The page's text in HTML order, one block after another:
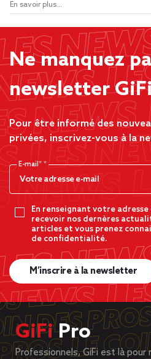
En savoir plus...
Ne manquez
newsletter
Pour être informé des
privées, inscrivez-vous à la
E-mail*
En renseignant votre
recevoir nos dernères
articles et vous prenez
de confidentialité.
M’inscrire à la newsletter
GiFiPro
Professionnels, GiFi est là